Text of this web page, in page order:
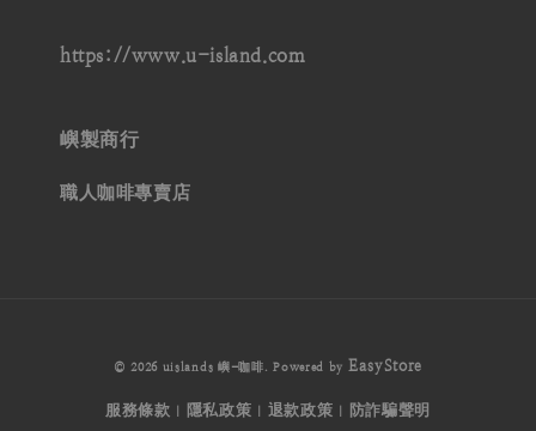
https://www.u-island.com
嶼製商行
職人咖啡專賣店
© 2026 uislands 嶼-咖啡. Powered by EasyStore
服務條款 隱私政策 退款政策 防詐騙聲明